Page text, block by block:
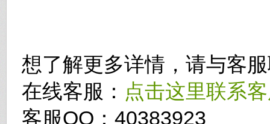
想了解更多详情，请与客
在线客服： 点击这里联系
客服QQ：40383923